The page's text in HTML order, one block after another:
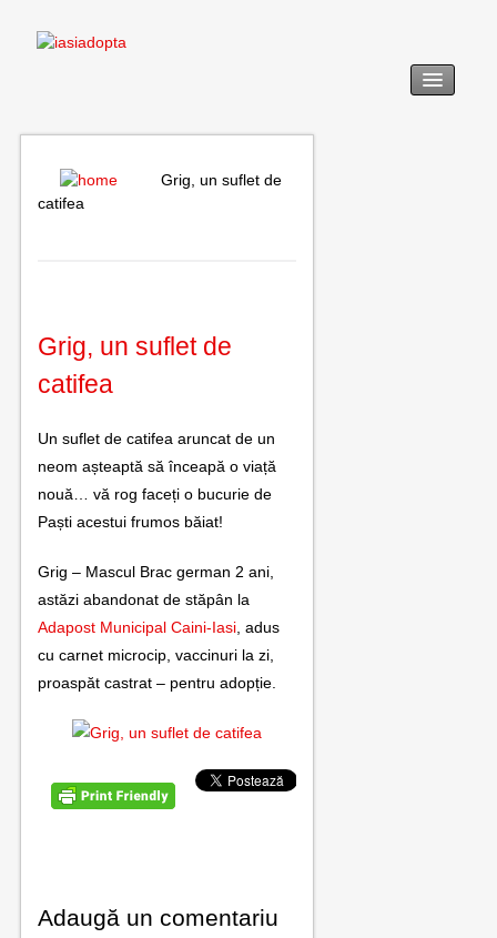
legislație
utile
contact
Grig, un suflet de
catifea
Grig, un suflet de
catifea
Un suflet de catifea aruncat de un
neom așteaptă să înceapă o viață
nouă… vă rog faceți o bucurie de
Paști acestui frumos băiat!
Grig – Mascul Brac german 2 ani,
astăzi abandonat de stăpân la
Adapost Municipal Caini-Iasi , adus
cu carnet microcip, vaccinuri la zi,
proaspăt castrat – pentru adopție.
Adaugă un comentariu